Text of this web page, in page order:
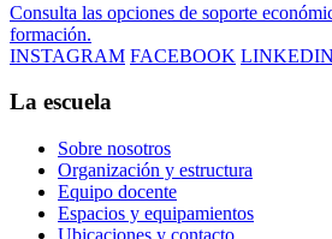
Consulta las opciones de soporte
formación.
INSTAGRAM FACEBOOK LINKEDIN
La escuela
Sobre nosotros
Organización y estructura
Equipo docente
Espacios y equipamientos
Ubicaciones y contacto